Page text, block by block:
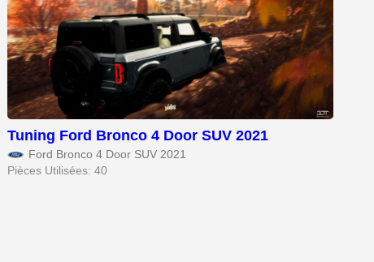
Tuning Ford Bronco 4 Door SUV 2021
Ford Bronco 4 Door SUV 2021
Pièces Utilisées: 40